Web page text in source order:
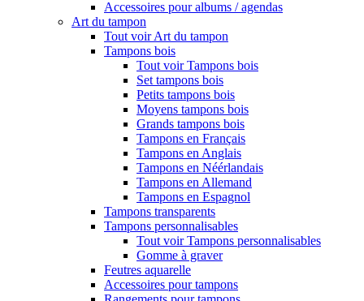
Accessoires pour albums / agendas
Art du tampon
Tout voir Art du tampon
Tampons bois
Tout voir Tampons bois
Set tampons bois
Petits tampons bois
Moyens tampons bois
Grands tampons bois
Tampons en Français
Tampons en Anglais
Tampons en Néérlandais
Tampons en Allemand
Tampons en Espagnol
Tampons transparents
Tampons personnalisables
Tout voir Tampons personnalisables
Gomme à graver
Feutres aquarelle
Accessoires pour tampons